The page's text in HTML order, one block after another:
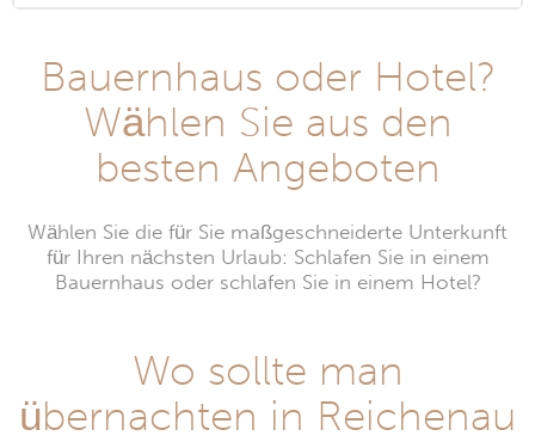
Bauernhaus oder Hotel?
Wählen Sie aus den
besten Angeboten
Wählen Sie die für Sie maßgeschneiderte Unterkunft
für Ihren nächsten Urlaub: Schlafen Sie in einem
Bauernhaus oder schlafen Sie in einem Hotel?
Wo sollte man
übernachten in Reichenau